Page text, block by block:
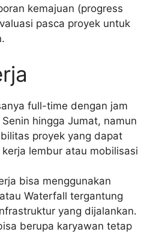
kemajuan (progress
pasca proyek untuk
full-time dengan jam
hingga Jumat, namun
proyek yang dapat
lembur atau mobilisasi
bisa menggunakan
Waterfall tergantung
yang dijalankan.
berupa karyawan tetap